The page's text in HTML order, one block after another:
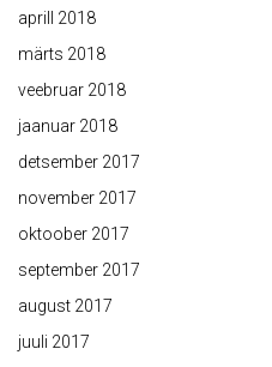
aprill 2018
märts 2018
veebruar 2018
jaanuar 2018
detsember 2017
november 2017
oktoober 2017
september 2017
august 2017
juuli 2017